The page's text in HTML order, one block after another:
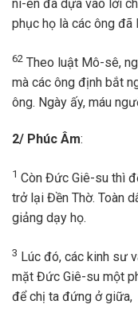
ni-en đã dựa vào lời
phục họ là các ông đã
62 Theo luật Mô-sê,
mà các ông định bắt
ông. Ngày ấy, máu
2/ Phúc Âm:
1 Còn Đức Giê-su thì
trở lại Đền Thờ. Toàn
giảng dạy họ.
3 Lúc đó, các kinh sư
mặt Đức Giê-su một
để chị ta đứng ở giữa,